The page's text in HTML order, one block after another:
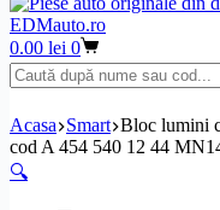
EDMauto.ro
Coș
de
cumpărături
0.00 lei 0
Niciun
rezultat
Acasa Smart Bloc lumini
cod A 454 540 12 44
🔍